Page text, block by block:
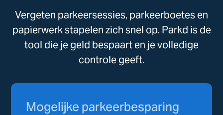
Vergeten parkeersessies, parkeerboetes en
papierwerk stapelen zich snel op. Parkd is de
tool die je geld bespaart en je volledige
controle geeft.
Mogelijke parkeerbesparing